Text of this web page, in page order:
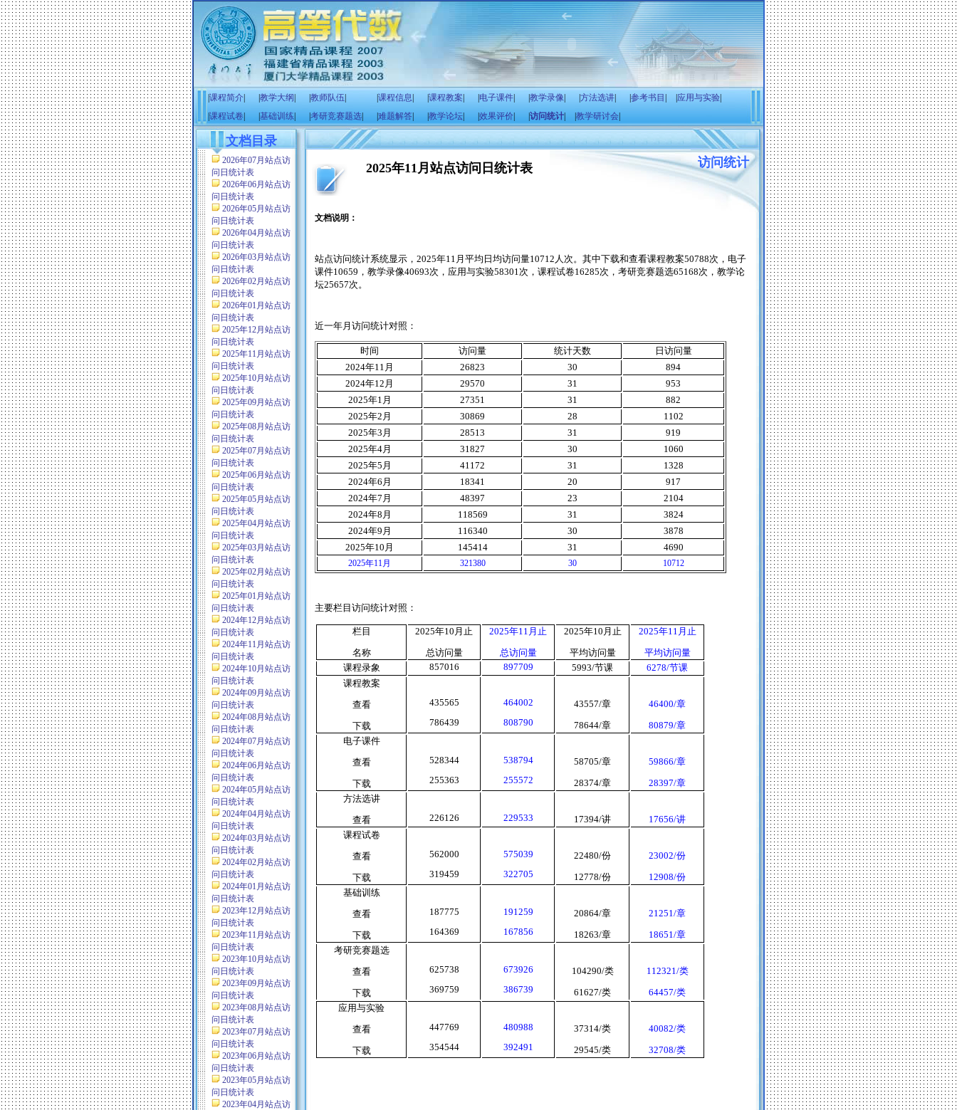
课程简介 教学大纲 教师队伍 课程信息 课程教案 电子课件 教学录像 方法选讲 参考书目 应用与实验
课程试卷 基础训练 考研竞赛题选 难题解答 教学论坛 效果评价 访问统计 教学研讨会
文档目录
2026年07月站点访
问日统计表
2026年06月站点访
问日统计表
2026年05月站点访
问日统计表
2026年04月站点访
问日统计表
2026年03月站点访
问日统计表
2026年02月站点访
问日统计表
2026年01月站点访
问日统计表
2025年12月站点访
问日统计表
2025年11月站点访
问日统计表
2025年10月站点访
问日统计表
2025年09月站点访
问日统计表
2025年08月站点访
问日统计表
2025年07月站点访
问日统计表
2025年06月站点访
问日统计表
2025年05月站点访
问日统计表
2025年04月站点访
问日统计表
2025年03月站点访
问日统计表
2025年02月站点访
问日统计表
2025年01月站点访
问日统计表
2024年12月站点访
问日统计表
2024年11月站点访
问日统计表
2024年10月站点访
问日统计表
2024年09月站点访
问日统计表
2024年08月站点访
问日统计表
2024年07月站点访
问日统计表
2024年06月站点访
问日统计表
2024年05月站点访
问日统计表
2024年04月站点访
问日统计表
2024年03月站点访
问日统计表
2024年02月站点访
问日统计表
2024年01月站点访
问日统计表
2023年12月站点访
问日统计表
2023年11月站点访
问日统计表
2023年10月站点访
问日统计表
2023年09月站点访
问日统计表
2023年08月站点访
问日统计表
2023年07月站点访
问日统计表
2023年06月站点访
问日统计表
2023年05月站点访
问日统计表
2023年04月站点访
2025年11月站点访问日统计表 访问统计
文档说明：
站点访问统计系统显示， 2025年11 月平均日均访问量10712 人次。其中下载和查看课程教案50788次，电子
课件10659 ，教学录像40693次，应用与实验58301次，课程试卷16285次，考研竞赛题选65168次，教学论
坛25657次。
近一年月访问统计对照：
时间 访问量 统计天数
日访问量
2024年11 月 26823 30
894
2024年12 月 29570 31
953
2025年1 月 27351 31
882
2025年2 月 30869 28
1102
2025年3 月 28513 31
919
2025年4月 31827 30
1060
2025年5 月 41172 31
1328
2024年6 月 18341 20
917
2024年7 月 48397 23
2104
2024年8 月 118569 31
3824
2024年9 月 116340 30
3878
2025年10 月 145414 31 4690
2025年11月 321380 30 10712
主要栏目访问统计对照：
栏目
名称
2025年10 月止
总访问量
2025年11 月止
总访问量
2025年10 月止
平均访问量
2025年11 月止
平均访问量
课程录象
857016 897709 5993/节课 6278/节课
课程教案
查看
下载
435565
786439
464002
808790
43557/章
78644/章
46400/章
80879/章
电子课件
查看
下载
528344
255363
538794
255572
58705/章
28374/章
59866/章
28397/章
方法选讲
查看
226126 229533 17394/讲 17656/讲
课程试卷
查看
下载
562000
319459
575039
322705
22480/份
12778/份
23002/份
12908/份
基础训练
查看
下载
187775
164369
191259
167856
20864/章
18263/章
21251/章
18651/章
考研竞赛题选
查看
下载
625738
369759
673926
386739
104290/类
61627/类
112321/类
64457/类
应用与实验
查看
下载
447769
354544
480988
392491
37314/类
29545/类
40082/类
32708/类